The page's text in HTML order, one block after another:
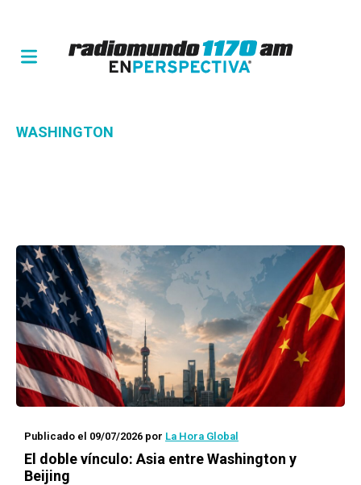
WASHINGTON
Publicado el 09/07/2026 por La Hora Global
El doble vínculo: Asia entre Washington y
Beijing